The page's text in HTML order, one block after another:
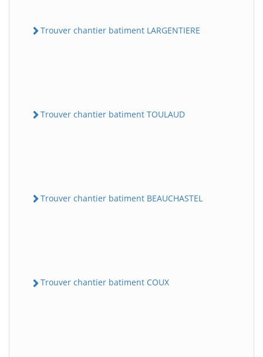
Trouver chantier batiment LARGENTIERE
Trouver chantier batiment TOULAUD
Trouver chantier batiment BEAUCHASTEL
Trouver chantier batiment COUX